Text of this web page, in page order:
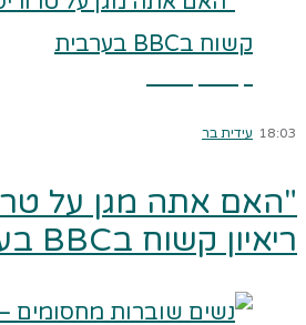
18:03 עידית בר
"האם אתה מגן על
ריאיון קשוח בBBC בערבית